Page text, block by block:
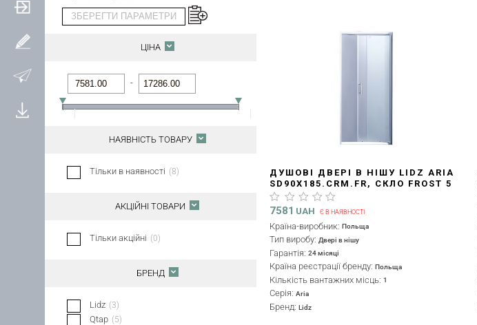
ЗБЕРЕГТИ ПАРАМЕТРИ
ЦІНА
-
НАЯВНІСТЬ ТОВАРУ
Тільки в наявності (8)
АКЦІЙНІ ТОВАРИ
Тільки акційні (0)
БРЕНД
Lidz (3)
Qtap (5)
ДУШОВІ ДВЕРІ В НІШУ LIDZ ARIA
SD90X185.CRM.FR, СКЛО FROST 5
ММ
7581 UAH Є В НАЯВНОСТІ
Країна-виробник:Польща
Тип виробу:Двері в нішу
Гарантія:24 місяці
Країна реєстрації бренду:Польща
Кількість вантажних місць:1
Серія:Aria
Бренд:Lidz